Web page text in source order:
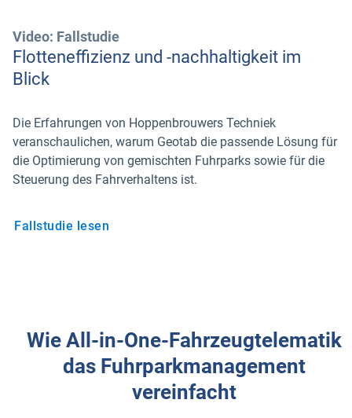
Video: Fallstudie
Flotteneffizienz und -nachhaltigkeit im
Blick
Die Erfahrungen von Hoppenbrouwers Techniek
veranschaulichen, warum Geotab die passende Lösung für
die Optimierung von gemischten Fuhrparks sowie für die
Steuerung des Fahrverhaltens ist.
Fallstudie lesen
Wie All-in-One-Fahrzeugtelematik
das Fuhrparkmanagement
vereinfacht